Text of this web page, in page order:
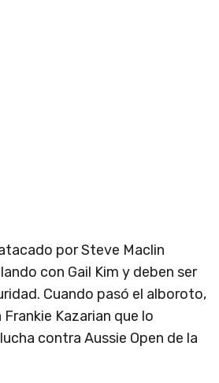
por Steve Maclin
con Gail Kim y deben ser
Cuando pasó el alboroto,
Kazarian que lo
contra Aussie Open de la